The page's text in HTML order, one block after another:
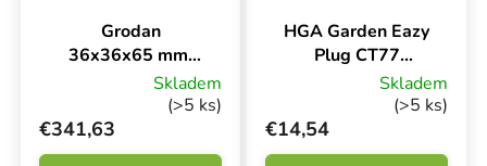
Grodan
36x36x65 mm,
kocky Rockwool
bez otvorov, BOX
1764 ks
Skladem
(>5 ks)
€341,63
HGA Garden Eazy
Plug CT77
Podnos, kvetináč
Skladem
(>5 ks)
€14,54